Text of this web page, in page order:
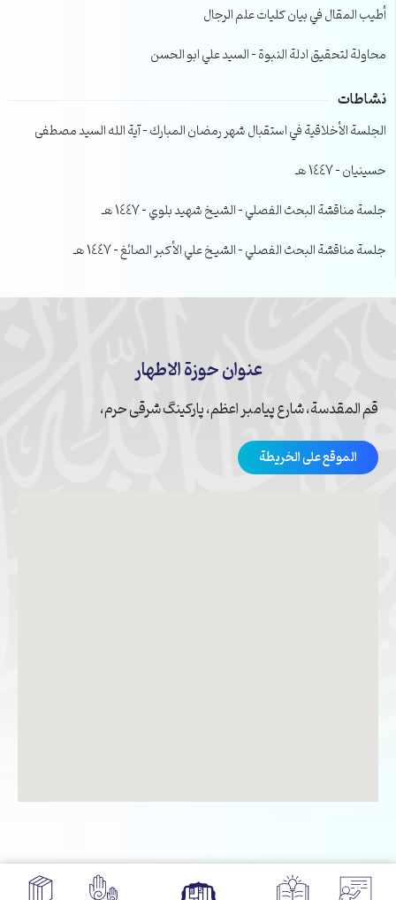
أطيب المقال في بيان كليات علم الرجال
محاولة لتحقيق ادلة النبوة – السيد علي ابو الحسن
نشاطات
الجلسة الأخلاقية في استقبال شهر رمضان المبارك – آية الله السيد مصطفى
حسينيان – 1447 هـ
جلسة مناقشة البحث الفصلي – الشيخ شهيد بلوي – 1447 هـ
جلسة مناقشة البحث الفصلي – الشيخ علي الأكبر الصائغ – 1447 هـ
عنوان حوزة الاطهار
قم المقدسة، شارع پیامبر اعظم، پارکینگ شرقی حرم،
الموقع على الخريطة